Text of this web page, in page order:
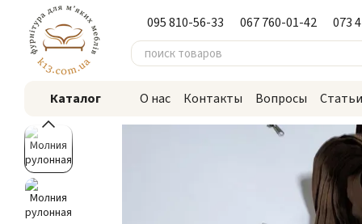
Перейти к основному контенту
095 810-56-33 067 760-01-42 073
Каталог О нас Контакты Вопросы Статьи